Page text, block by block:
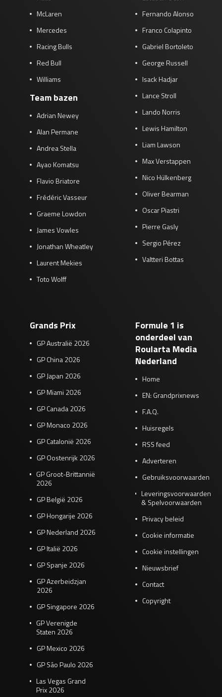
McLaren
Mercedes
Racing Bulls
Red Bull
Williams
Team bazen
Adrian Newey
Alan Permane
Andrea Stella
Ayao Komatsu
Flavio Briatore
Frédéric Vasseur
Graeme Lowdon
James Vowles
Jonathan Wheatley
Laurent Mekies
Toto Wolff
Fernando Alonso
Franco Colapinto
Gabriel Bortoleto
George Russell
Isack Hadjar
Lance Stroll
Lando Norris
Lewis Hamilton
Liam Lawson
Max Verstappen
Nico Hülkenberg
Oliver Bearman
Oscar Piastri
Pierre Gasly
Sergio Pérez
Valtteri Bottas
Grands Prix
GP Australië 2026
GP China 2026
GP Japan 2026
GP Miami 2026
GP Canada 2026
GP Monaco 2026
GP Catalonië 2026
GP Oostenrijk 2026
GP Groot-Brittannië
2026
GP België 2026
GP Hongarije 2026
GP Nederland 2026
GP Italië 2026
GP Spanje 2026
GP Azerbeidzjan
2026
GP Singapore 2026
GP Verenigde
Staten 2026
GP Mexico 2026
GP São Paulo 2026
Las Vegas Grand
Prix 2026
Formule 1 is
onderdeel van
Roularta Media
Nederland
Home
EN: Grandprixnews
F.A.Q.
Huisregels
RSS feed
Adverteren
Gebruiksvoorwaarden
Leveringsvoorwaarden
& Spelvoorwaarden
Privacy beleid
Cookie informatie
Cookie instellingen
Nieuwsbrief
Contact
Copyright